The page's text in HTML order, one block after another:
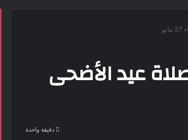
عيد الأضحى
دقيقة واحدة